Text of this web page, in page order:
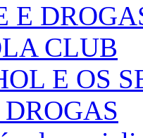
E
CLUB
E OS